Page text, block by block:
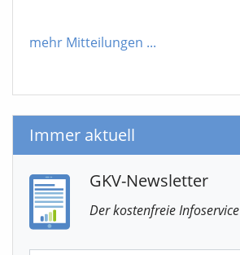
mehr Mitteilungen ...
Immer aktuell
GKV-Newsletter
Der kostenfreie Infoservice